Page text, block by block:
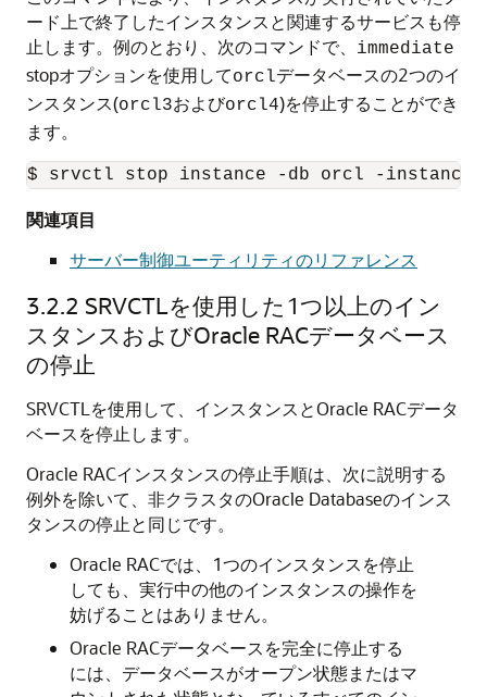
ード上で終了したインスタンスと関連するサービスも停
止します。例のとおり、次のコマンドで、
immediate
stopオプションを使用してorclデータベースの2つのイ
ンスタンス(orcl3およびorcl4)を停止することができ
ます。
$ srvctl stop instance -db orcl -instance
関連項目
サーバー制御ユーティリティのリファレンス
3.2.2 SRVCTLを使用した1つ以上のイン
スタンスおよびOracle RACデータベース
の停止
SRVCTLを使用して、インスタンスとOracle RACデータ
ベースを停止します。
Oracle RACインスタンスの停止手順は、次に説明する
例外を除いて、非クラスタのOracle Databaseのインス
タンスの停止と同じです。
Oracle RACでは、1つのインスタンスを停止
しても、実行中の他のインスタンスの操作を
妨げることはありません。
Oracle RACデータベースを完全に停止する
には、データベースがオープン状態またはマ